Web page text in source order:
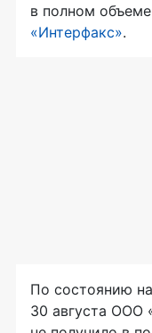
в полном
«Интерфакс».
По состоянию
30 августа ООО